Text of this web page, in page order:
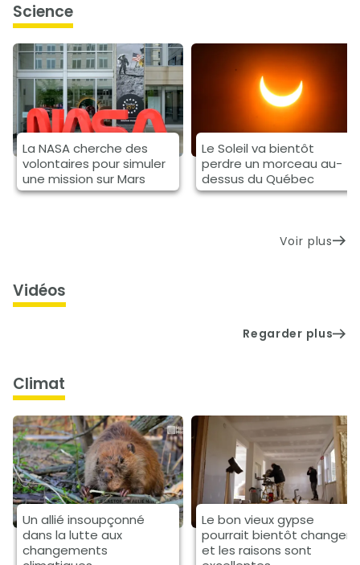
science
La NASA cherche des
volontaires pour simuler
une mission sur Mars
Le Soleil va bientôt
perdre un morceau au-
dessus du Québec
Voir plus
Vidéos
Regarder plus
climat
Un allié insoupçonné
dans la lutte aux
changements
Le bon vieux gypse
pourrait bientôt changer
et les raisons sont